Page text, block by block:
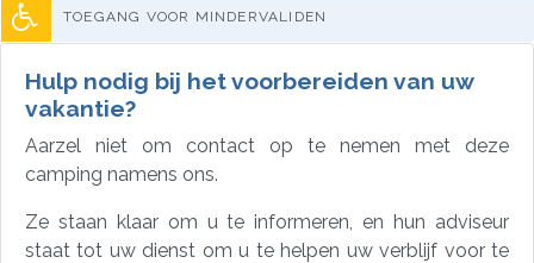
TOEGANG VOOR MINDERVALIDEN
Hulp nodig bij het voorbereiden van uw
vakantie?
Aarzel niet om contact op te nemen met deze
camping namens ons.
Ze staan klaar om u te informeren, en hun adviseur
staat tot uw dienst om u te helpen uw verblijf voor te